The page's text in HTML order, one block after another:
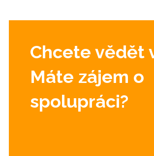
Chcete vědět
Máte zájem o
spolupráci?